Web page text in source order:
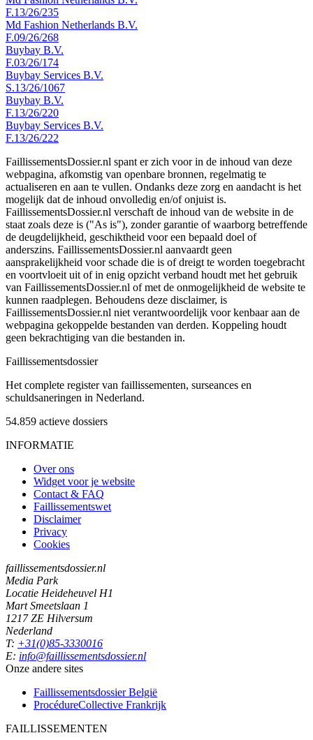
F.13/26/235
Md Fashion Netherlands B.V.
F.09/26/268
Buybay B.V.
F.03/26/174
Buybay Services B.V.
S.13/26/1067
Buybay B.V.
F.13/26/220
Buybay Services B.V.
F.13/26/222
FaillissementsDossier.nl spant er zich voor in de inhoud van deze
webpagina, afkomstig van openbare bronnen, regelmatig te
actualiseren en aan te vullen. Ondanks deze zorg en aandacht is het
mogelijk dat de inhoud onvolledig en/of onjuist is.
FaillissementsDossier.nl verschaft de inhoud van de website in de
staat zoals deze is ("As is"), zonder garantie of waarborg betreffende
de deugdelijkheid, geschiktheid voor een bepaald doel of
anderszins. FaillissementsDossier.nl aanvaardt geen
aansprakelijkheid voor schade die is of dreigt te worden toegebracht
en voortvloeit uit of in enig opzicht verband houdt met het gebruik
van FaillissementsDossier.nl of met de onmogelijkheid de website te
kunnen raadplegen. Behoudens deze disclaimer, is
FaillissementsDossier.nl niet verantwoordelijk voor kenbaar aan de
webpagina gekoppelde bestanden van derden. Koppeling houdt
geen bekrachtiging van die bestanden in.
Faillissementsdossier
Het complete register van faillissementen, surseances en
schuldsaneringen in Nederland.
54.859 actieve dossiers
INFORMATIE
Over ons
Widget voor je website
Contact & FAQ
Faillissementswet
Disclaimer
Privacy
Cookies
faillissementsdossier.nl
Media Park
Locatie Heideheuvel H1
Mart Smeetslaan 1
1217 ZE Hilversum
Nederland
T: +31(0)85-3330016
E: info@faillissementsdossier.nl
Onze andere sites
Faillissementsdossier België
ProcédureCollective Frankrijk
FAILLISSEMENTEN